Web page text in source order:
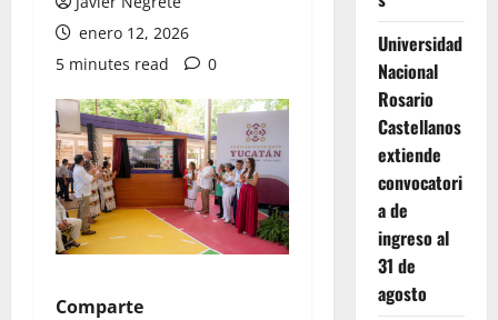
enero 12, 2026
5 minutes read
0
Comparte
Universidad
Nacional
Rosario
Castellanos
extiende
convocatori
a de
ingreso al
31 de
agosto